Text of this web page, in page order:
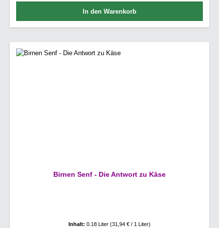
In den Warenkorb
Birnen Senf - Die Antwort zu Käse
Inhalt: 0.18 Liter (31,94 € / 1 Liter)